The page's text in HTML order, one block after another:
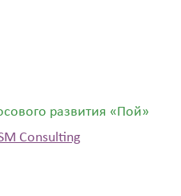
развития «Пой»
Consulting